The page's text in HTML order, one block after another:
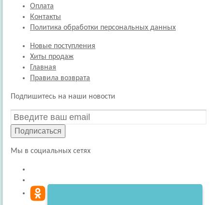
Оплата
Контакты
Политика обработки персональных данных
Новые поступления
Хиты продаж
Главная
Правила возврата
Подпишитесь на наши новости
Подписаться
Мы в социальных сетях